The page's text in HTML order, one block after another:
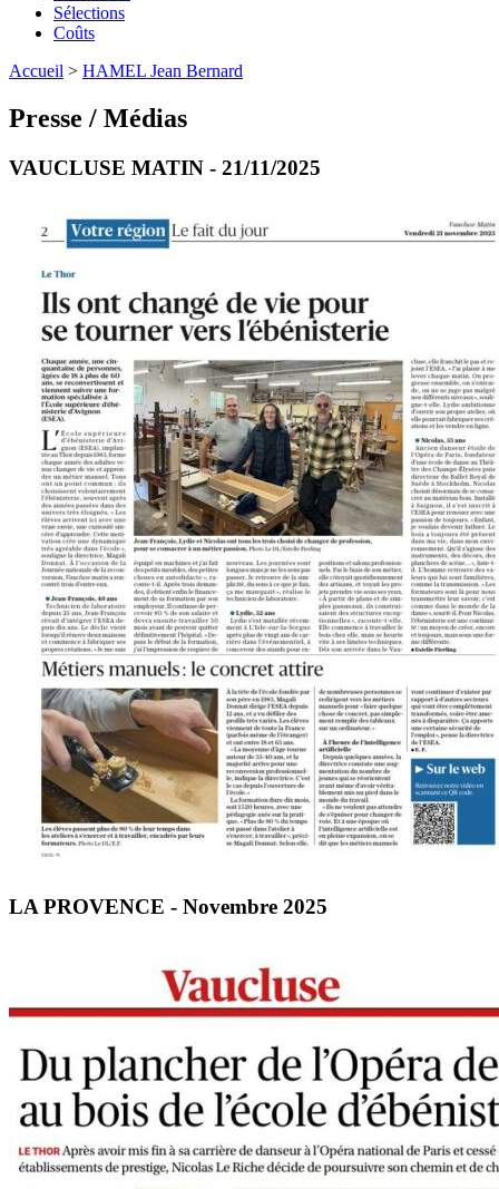
Sélections
Coûts
Accueil > HAMEL Jean Bernard
Presse / Médias
VAUCLUSE MATIN - 21/11/2025
LA PROVENCE - Novembre 2025